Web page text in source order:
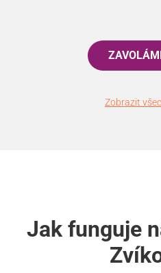
Zobrazit
Jak funguje